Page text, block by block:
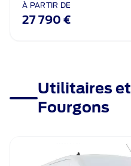
À PARTIR DE
27 790 €
Utilitaires et
Fourgons